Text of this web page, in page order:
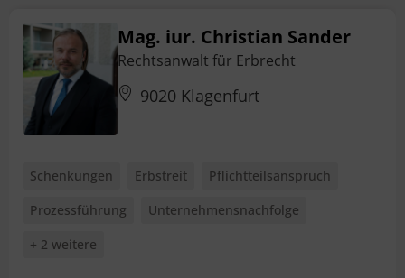
Mag. iur. Christian Sander
Rechtsanwalt für Erbrecht
9020 Klagenfurt
Schenkungen Erbstreit
Pflichtteilsanspruch
Prozessführung
Unternehmensnachfolge
+ 2 weitere